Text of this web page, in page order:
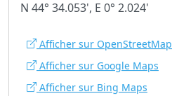
N 44° 34.053', E 0° 2.024'
Afficher sur OpenStreetMap
Afficher sur Google Maps
Afficher sur Bing Maps